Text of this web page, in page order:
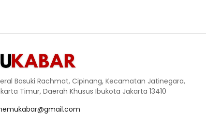
Basuki Rachmat, Cipinang, Kecamatan Jatinegara,
Timur, Daerah Khusus Ibukota Jakarta 13410